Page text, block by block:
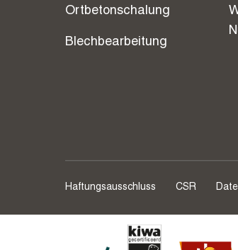
Ortbetonschalung
Blechbearbeitung
Haftungsausschluss CSR